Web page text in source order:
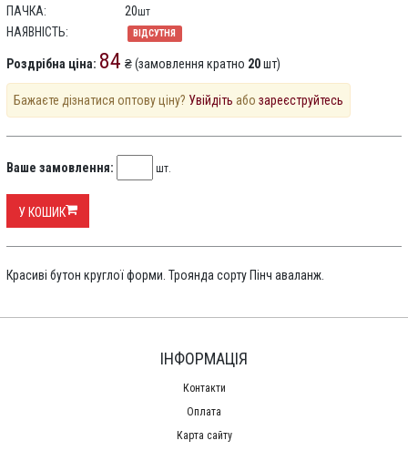
ПАЧКА:
20шт
НАЯВНІСТЬ: ВІДСУТНЯ
Роздрібна ціна: 84 ₴ (замовлення кратно 20шт)
Бажаєте дізнатися оптову ціну? Увійдіть або зареєструйтесь
Ваше замовлення: шт.
У КОШИК
Красиві бутон круглої форми. Троянда сорту Пінч аваланж.
ІНФОРМАЦІЯ
Контакти
Оплата
Карта сайту